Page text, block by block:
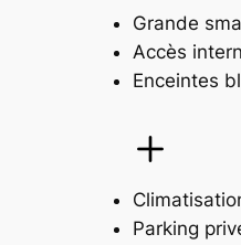
Grande
Accès
Enceintes
Parking